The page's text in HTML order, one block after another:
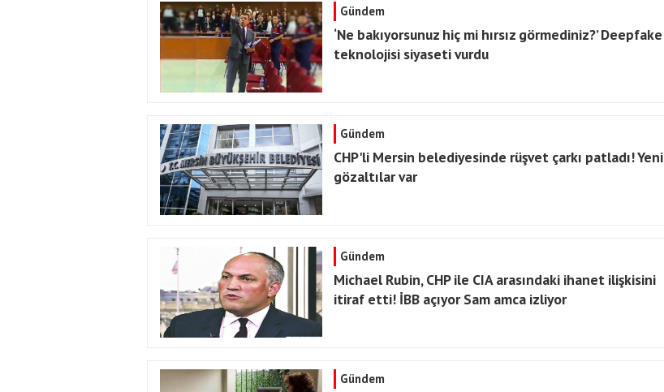
Gündem
‘Ne bakıyorsunuz hiç mi hırsız görmediniz?’ Deepfake
teknolojisi siyaseti vurdu
Gündem
CHP'li Mersin belediyesinde rüşvet çarkı patladı! Yeni
gözaltılar var
Gündem
Michael Rubin, CHP ile CIA arasındaki ihanet ilişkisini
itiraf etti! İBB açıyor Sam amca izliyor
Gündem